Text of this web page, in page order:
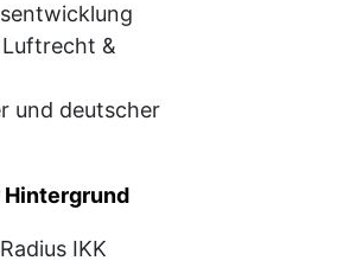
&
und deutscher
IKK